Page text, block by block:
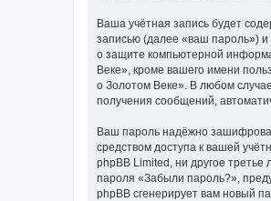
Ваша учётная запись будет
записью (далее «ваш пароль»)
о защите компьютерной
Веке», кроме вашего имени
о Золотом Веке». В любом
получения сообщений,
Ваш пароль надёжно
средством доступа к вашей
phpBB Limited, ни другое
пароля «Забыли пароль?»,
phpBB сгенерирует вам новый